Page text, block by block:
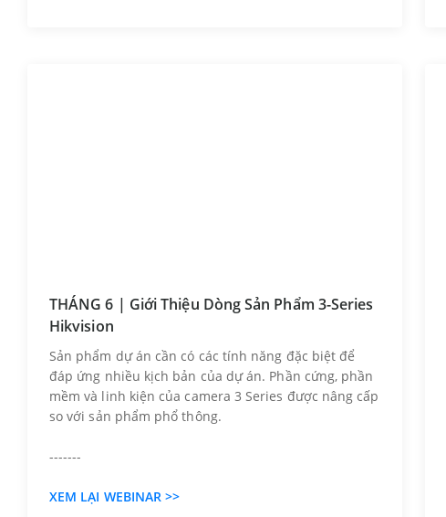
THÁNG 6 | Giới Thiệu Dòng Sản Phẩm 3-Series
Hikvision
Sản phẩm dự án cần có các tính năng đặc biệt để
đáp ứng nhiều kịch bản của dự án. Phần cứng, phần
mềm và linh kiện của camera 3 Series được nâng cấp
so với sản phẩm phổ thông.
-------
XEM LẠI WEBINAR >>